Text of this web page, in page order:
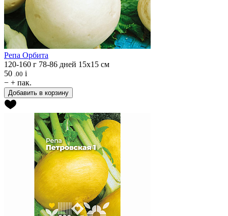
Репа Орбита
120-160 г 78-86 дней 15х15 см
50 .00 i
− + пак.
Добавить в корзину